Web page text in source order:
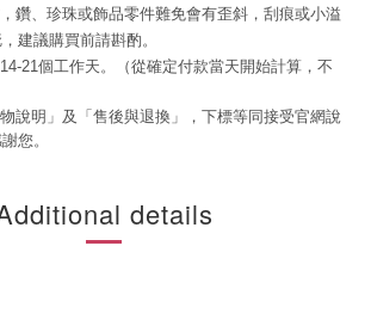
鑽、珍珠或飾品零件難免會有歪斜，刮痕或小溢
建議購買前請斟酌。
21個工作天。（從確定付款當天開始計算，不
說明」及「售後與退換」，下標等同接受官網說
您。
details